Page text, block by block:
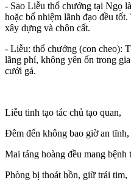
- Sao Liễu thổ chướng tại Ngọ
hoặc bổ nhiệm lãnh đạo đều
xây dựng và chôn cất.
- Liễu: thổ chướng (con cheo):
lãng phí, không yên ổn trong
cưới gả.
Liễu tinh tạo tác chủ tạo quan,
Đêm đến không bao giờ an tĩnh,
Mai táng hoàng đều mang bệnh
Phòng bị thoát hồn, giữ trái tim,